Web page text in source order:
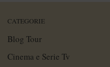
CATEGORIE
Blog Tour
Cinema e Serie Tv